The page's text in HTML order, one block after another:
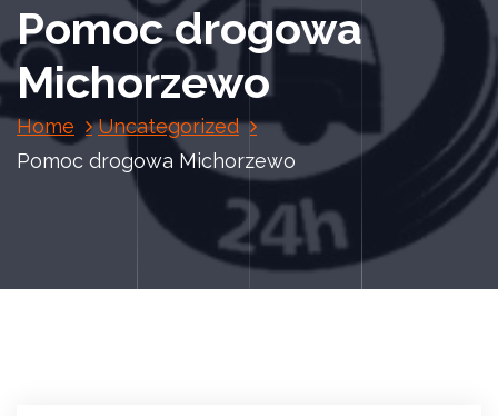
Pomoc drogowa
Michorzewo
Home
Uncategorized
Pomoc drogowa Michorzewo